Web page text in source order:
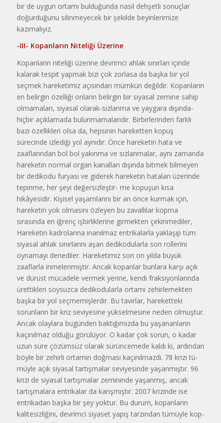
bir de uygun ortamı bulduğunda nasıl dehşetli sonuçlar
doğurduğunu silin­meyecek bir şekilde beyinlerimize
kazımalıyız.
-III- Kopanların Niteliği Üzerine
Kopanların niteliği üzerine dev­rimci ahlak sınırları içinde
kalarak tespit yapmak bizi çok zorlasa da başka bir yol
seçmek hareketimiz a­çısından mümkün değildir. Kopanla­rın
en belirgin özelliği onların belir­gin bir siyasal zemine sahip
olma­maları, siyasal olarak-sızlanma ve yaygara dışında-
hiçbir açıklamada bulunmamalarıdır. Birbirlerinden farklı
bazı özellikleri olsa da, hepsi­nin hareketten kopuş
sürecinde izle­diği yol aynıdır. Önce hareketin hata ve
zaaflarından bol bol yakınma ve sızlanmalar, aynı zamanda
hareketin normal organ kanalları dışında bit­mek bilmeyen
bir dedikodu furyası ve giderek hareketin hataları üzerin­de
tepinme, her şeyi değersizleştir- me kopuşun kısa
hikâyesidir. Kişisel yaşamlarını bir an önce kurmak için,
hareketin yok olmasını özleyen bu zavallılar kopma
sırasında en iğrenç işbirliklerine girmekten çekinmedi­ler,
Hareketin kadrolarına inanılmaz entrikalarla yaklaşıp tüm
siyasal ah­lak sınırlarını aşan dedikodularla son rollerini
oynamayı de­nediler. Hareketimiz son on yılda büyük
zaaflarla inmelenmiştir. Ancak kopanlar bunlara karşı açık
ve dürüst mücadele vermek yerine, ken­di fraksiyonlarında
ürettikleri soy­suzca dedikodularla ortamı zehirlemekten
başka bir yol seçmemişlerdir. Bu tavırlar, hareketteki
sorunla­rın bir kriz seviyesine yükselmesine neden olmuştur.
Ancak olaylara bu­günden baktığımızda bu yaşananla­rın
kaçınılmaz olduğu görülüyor. O kadar çok sorun, o kadar
uzun süre çözümsüz olarak sürüncemede kaldı ki, ardından
böyle bir zehirli ortamın doğması kaçınılmazdı. 78 krizi tü­
müyle açık siyasal tartışmalar sevi­yesinde yaşanmıştır. 96
krizi de siya­sal tartışmalar zemininde yaşanmış, ancak
tartışmalara entrikalar da ka­rışmıştır. 2007 krizinde ise
entrika­dan başka bir şey yoktur. Bu durum, kopanların
kalitesizliğini, devrimci siyaset yapış tarzından tümüyle kop­